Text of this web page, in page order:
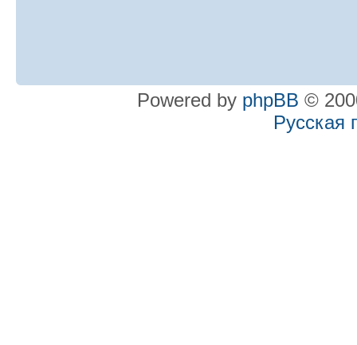
Powered by phpBB ©
Русская